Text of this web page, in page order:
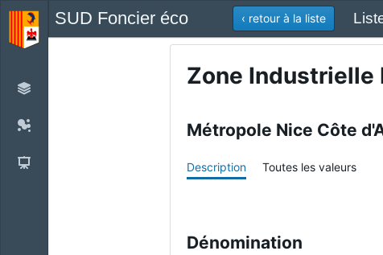
SUD Foncier éco ‹ retour à la liste
Zone Industrielle
Métropole Nice Côte
Description Toutes les valeurs
Dénomination